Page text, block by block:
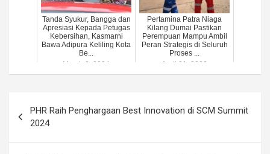
Tanda Syukur, Bangga dan
Apresiasi Kepada Petugas
Kebersihan, Kasmarni
Bawa Adipura Keliling Kota
Be...
March 8, 2024
Pertamina Patra Niaga
Kilang Dumai Pastikan
Perempuan Mampu Ambil
Peran Strategis di Seluruh
Proses ...
April 21, 2026
navigation
PHR Raih Penghargaan Best Innovation di SCM Summit
2024